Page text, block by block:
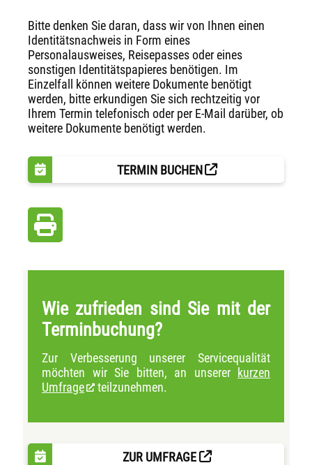
Bitte denken Sie daran, dass wir von Ihnen einen
Identitätsnachweis in Form eines
Personalausweises, Reisepasses oder eines
sonstigen Identitätspapieres benötigen. Im
Einzelfall können weitere Dokumente benötigt
werden, bitte erkundigen Sie sich rechtzeitig vor
Ihrem Termin telefonisch oder per E-Mail darüber, ob
weitere Dokumente benötigt werden.
TERMIN BUCHEN
Wie zufrieden sind Sie mit der
Terminbuchung?
Zur Verbesserung unserer Servicequalität
möchten wir Sie bitten, an unserer kurzen
Umfrage
teilzunehmen.
ZUR UMFRAGE